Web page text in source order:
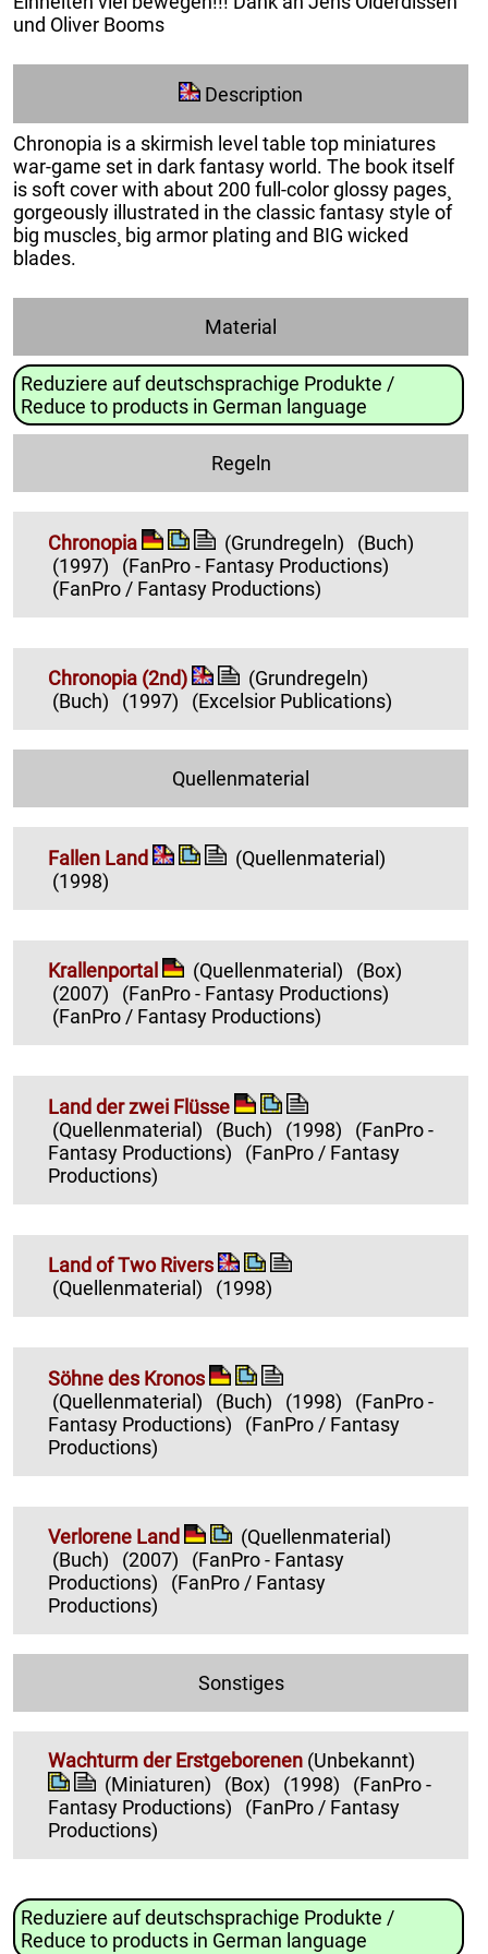
und Oliver Booms
Description
Chronopia is a skirmish level table top miniatures
war-game set in dark fantasy world. The book itself
is soft cover with about 200 full-color glossy pages¸
gorgeously illustrated in the classic fantasy style of
big muscles¸ big armor plating and BIG wicked
blades.
Material
Reduziere auf deutschsprachige Produkte /
Reduce to products in German language
Regeln
Chronopia (Grundregeln)
(Buch)
(1997)
(FanPro - Fantasy Productions)
(FanPro / Fantasy Productions)
Chronopia (2nd)
(Grundregeln)
(Buch)
(1997) (Excelsior Publications)
Quellenmaterial
Fallen Land
(Quellenmaterial)
(1998)
Krallenportal (Quellenmaterial)
(Box)
(2007)
(FanPro - Fantasy Productions)
(FanPro / Fantasy Productions)
Land der zwei Flüsse
(Quellenmaterial)
(Buch) (1998)
(FanPro -
Fantasy Productions)
(FanPro / Fantasy
Productions)
Land of Two Rivers
(Quellenmaterial)
(1998)
Söhne des Kronos
(Quellenmaterial)
(Buch) (1998)
(FanPro -
Fantasy Productions)
(FanPro / Fantasy
Productions)
Verlorene Land
(Quellenmaterial)
(Buch)
(2007)
(FanPro - Fantasy
Productions)
(FanPro / Fantasy
Productions)
Sonstiges
Wachturm der Erstgeborenen (Unbekannt)
(Miniaturen)
(Box) (1998)
(FanPro -
Fantasy Productions)
(FanPro / Fantasy
Productions)
Reduziere auf deutschsprachige Produkte /
Reduce to products in German language